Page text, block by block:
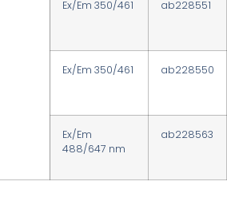
Ex/Em 350/461 ab228551
Ex/Em 350/461 ab228550
Ex/Em
488/647 nm
ab228563